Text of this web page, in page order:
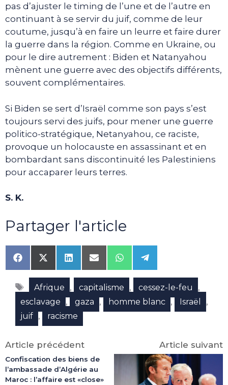
pas d’ajuster le timing de l’une et de l’autre en
continuant à se servir du juif, comme de leur
coutume, jusqu’à en faire un leurre et faire durer
la guerre dans la région. Comme en Ukraine, ou
pour le dire autrement : Biden et Natanyahou
mènent une guerre avec des objectifs différents,
souvent complémentaires.
Si Biden se sert d’Israël comme son pays s’est
toujours servi des juifs, pour mener une guerre
politico-stratégique, Netanyahou, ce raciste,
provoque un holocauste en assassinant et en
bombardant sans discontinuité les Palestiniens
pour accaparer leurs terres.
S. K.
Partager l'article
Share
on
Facebook
Share
on
X
(Twitter)
Share
on
LinkedIn
Share
on
Email
Share
on
WhatsApp
Share
on
Telegram
Étiquettes
Afrique , capitalisme , cessez-le-feu ,
esclavage , gaza , homme blanc , Israël ,
juif , racisme
Article précédent
Confiscation des biens de
l’ambassade d’Algérie au
Maroc : l’affaire est «close»
Article suivant